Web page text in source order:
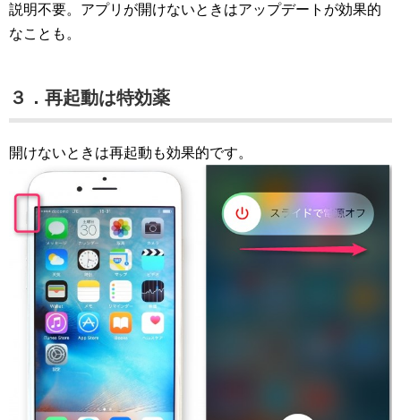
説明不要。アプリが開けないときはアップデートが効果的
なことも。
３．再起動は特効薬
開けないときは再起動も効果的です。